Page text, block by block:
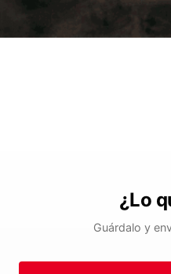
¿Lo
Guárdalo y